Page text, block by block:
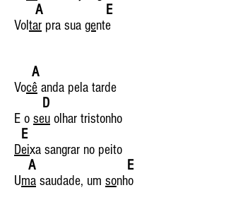
A E
Voltar pra sua gente
A
Você anda pela tarde
D
E o seu olhar tristonho
E
Deixa sangrar no peito
A E
Uma saudade, um sonho